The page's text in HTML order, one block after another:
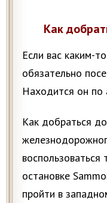
Как
Если вас каким-
обязательно
Находится он по
Как добраться
остановке
пройти в